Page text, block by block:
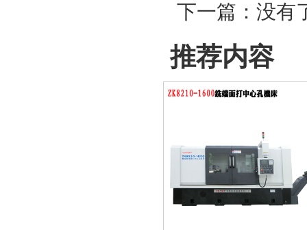
下一篇：没有
推荐内容